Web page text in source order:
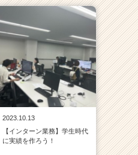
2023.10.13
【インターン業務】学生時代
に実績を作ろう！